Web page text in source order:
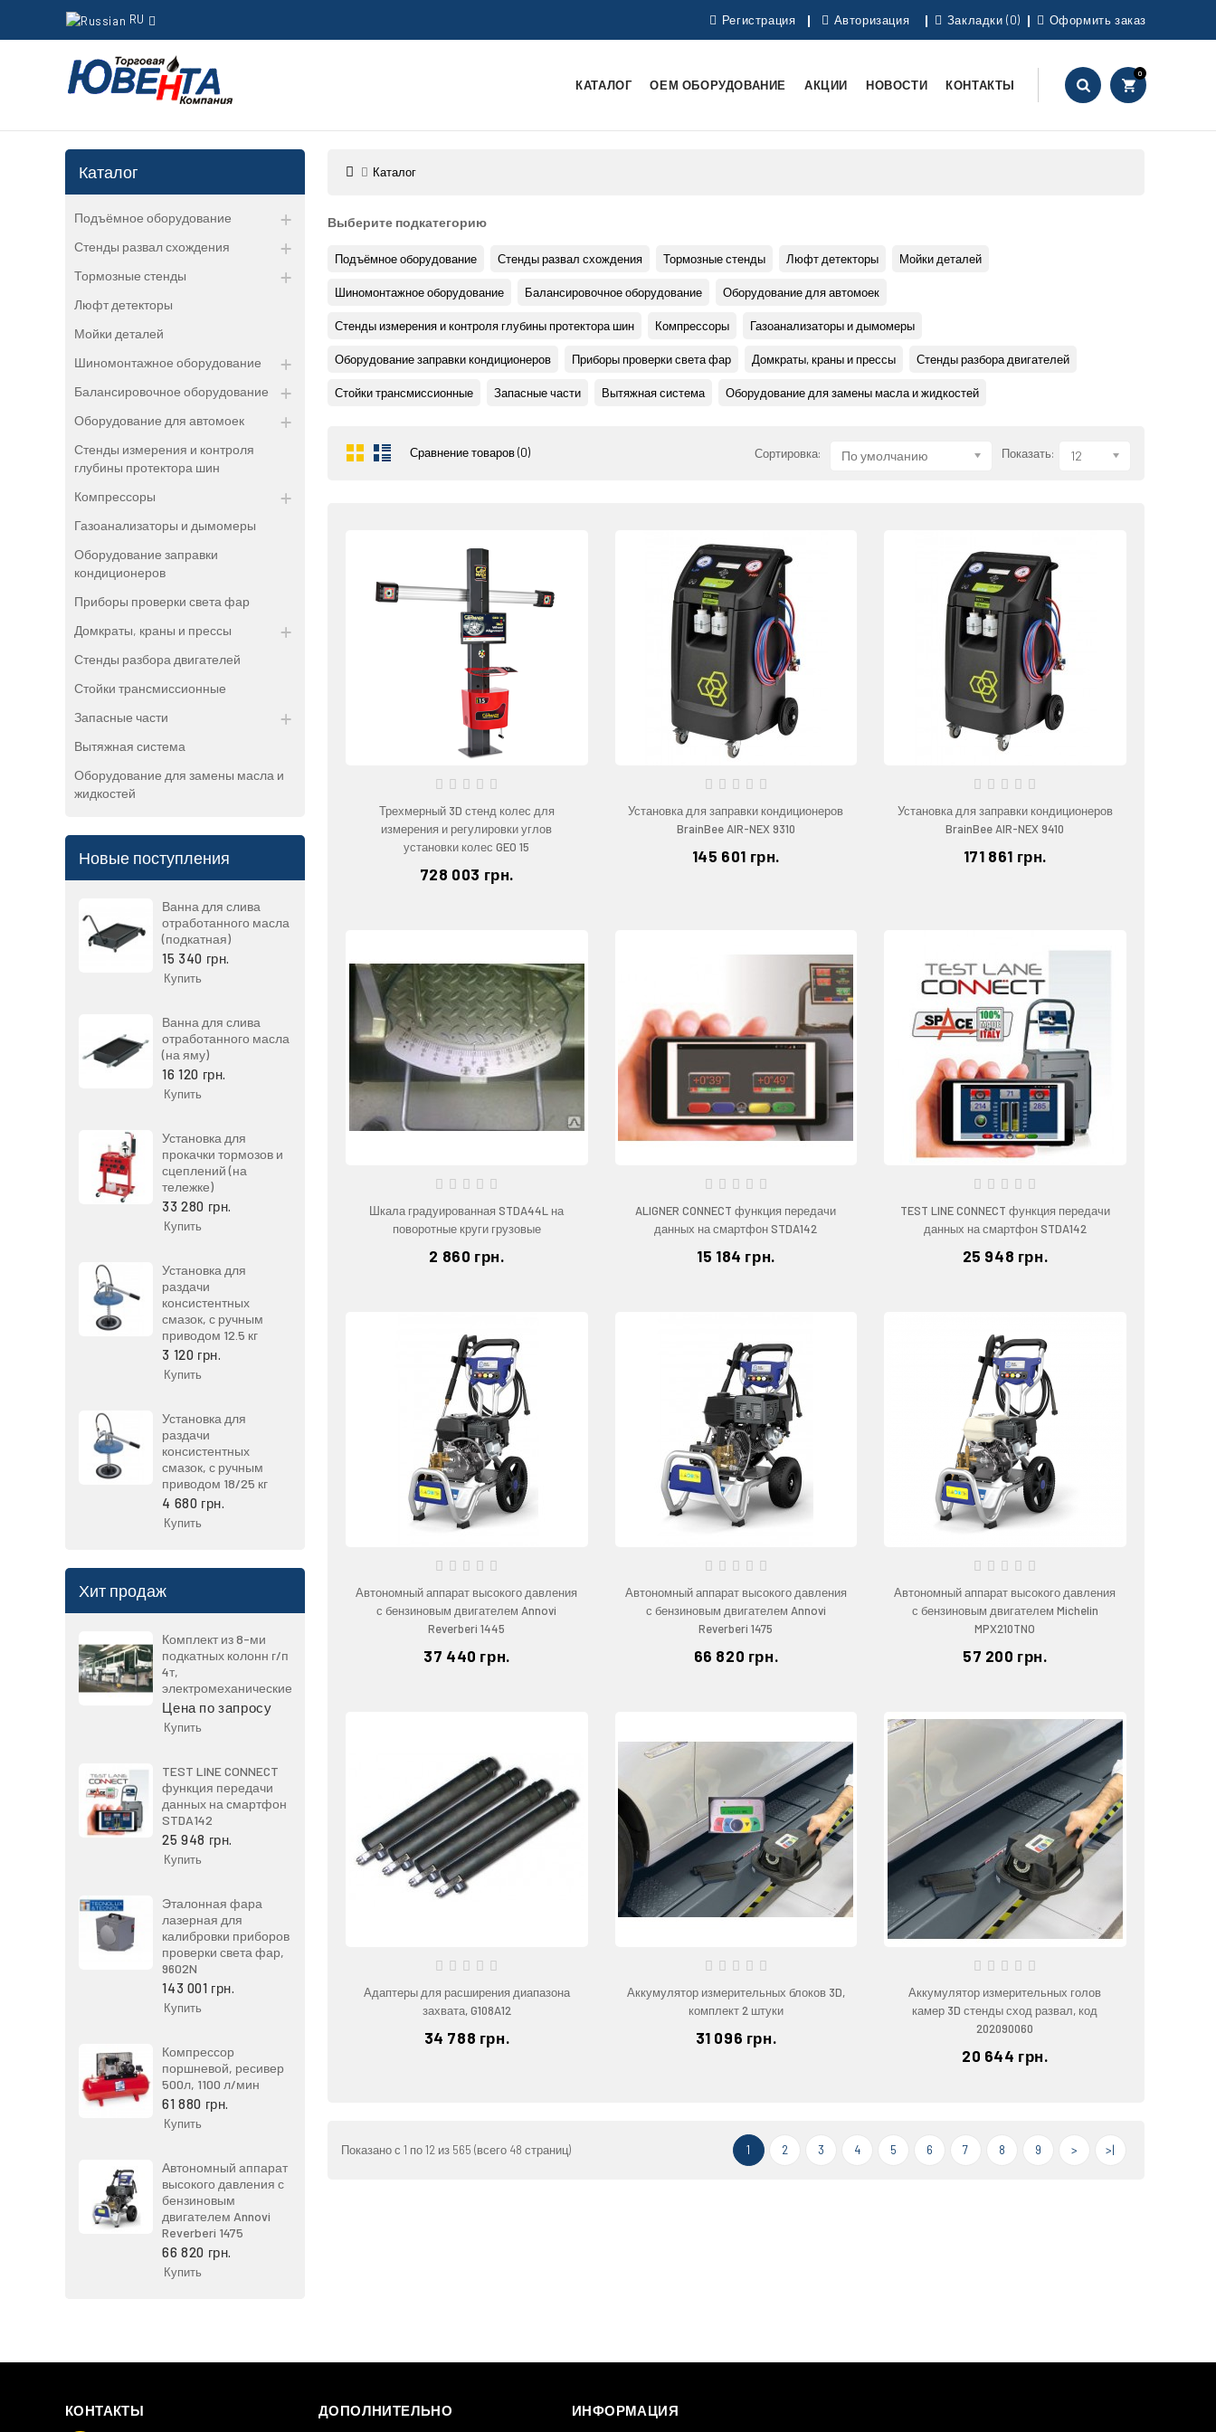
RU Регистрация Авторизация Закладки (0) Оформить заказ
0
КАТАЛОГ ОЕМ ОБОРУДОВАНИЕ АКЦИИ НОВОСТИ КОНТАКТЫ
Каталог
Подъёмное оборудование
Стенды развал схождения
Тормозные стенды
Люфт детекторы
Мойки деталей
Шиномонтажное оборудование
Балансировочное оборудование
Оборудование для автомоек
Стенды измерения и контроля
глубины протектора шин
Компрессоры
Газоанализаторы и дымомеры
Оборудование заправки
кондиционеров
Приборы проверки света фар
Домкраты, краны и прессы
Стенды разбора двигателей
Стойки трансмиссионные
Запасные части
Вытяжная система
Оборудование для замены масла и
жидкостей
Новые поступления
Ванна для слива
отработанного масла
(подкатная)
15 340 грн.
Купить
Ванна для слива
отработанного масла
(на яму)
16 120 грн.
Купить
Установка для
прокачки тормозов и
сцеплений (на
тележке)
33 280 грн.
Купить
Установка для
раздачи
консистентных
смазок, с ручным
приводом 12.5 кг
3 120 грн.
Купить
Установка для
раздачи
консистентных
смазок, с ручным
приводом 18/25 кг
4 680 грн.
Купить
Хит продаж
Комплект из 8-ми
подкатных колонн г/п
4т,
электромеханические
Цена по запросу
Купить
TEST LINE CONNECT
функция передачи
данных на смартфон
STDA142
25 948 грн.
Купить
Эталонная фара
лазерная для
калибровки приборов
проверки света фар,
9602N
143 001 грн.
Купить
Компрессор
поршневой, ресивер
500л, 1100 л/мин
61 880 грн.
Купить
Автономный аппарат
высокого давления с
бензиновым
двигателем Annovi
Reverberi 1475
66 820 грн.
Купить
Каталог
Выберите подкатегорию
Подъёмное оборудование Стенды развал схождения Тормозные стенды Люфт детекторы Мойки деталей
Шиномонтажное оборудование Балансировочное оборудование Оборудование для автомоек
Стенды измерения и контроля глубины протектора шин Компрессоры Газоанализаторы и дымомеры
Оборудование заправки кондиционеров Приборы проверки света фар Домкраты, краны и прессы Стенды разбора двигателей
Стойки трансмиссионные Запасные части Вытяжная система Оборудование для замены масла и жидкостей
Сравнение товаров (0) Сортировка: По умолчанию Показать: 12
Трехмерный 3D стенд колес для
измерения и регулировки углов
установки колес GEO 15
728 003 грн.
Установка для заправки кондиционеров
BrainBee AIR-NEX 9310
145 601 грн.
Установка для заправки кондиционеров
BrainBee AIR-NEX 9410
171 861 грн.
Шкала градуированная STDA44L на
поворотные круги грузовые
2 860 грн.
ALIGNER CONNECT функция передачи
данных на смартфон STDA142
15 184 грн.
TEST LINE CONNECT функция передачи
данных на смартфон STDA142
25 948 грн.
Автономный аппарат высокого давления
с бензиновым двигателем Annovi
Reverberi 1445
37 440 грн.
Автономный аппарат высокого давления
с бензиновым двигателем Annovi
Reverberi 1475
66 820 грн.
Автономный аппарат высокого давления
с бензиновым двигателем Michelin
MPX210TNO
57 200 грн.
Адаптеры для расширения диапазона
захвата, G108A12
34 788 грн.
Аккумулятор измерительных блоков 3D,
комплект 2 штуки
31 096 грн.
Аккумулятор измерительных голов
камер 3D стенды сход развал, код
202090060
20 644 грн.
1 2 3 4 5 6 7 8 9 > >|
Показано с 1 по 12 из 565 (всего 48 страниц)
КОНТАКТЫ ДОПОЛНИТЕЛЬНО ИНФОРМАЦИЯ